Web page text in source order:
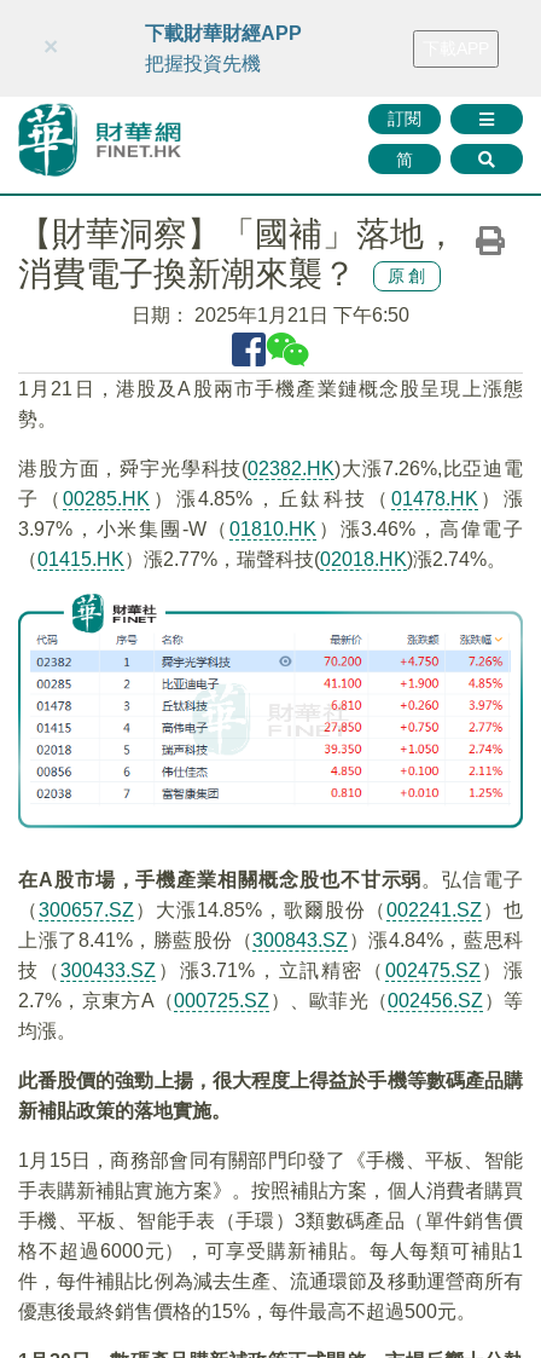
財華智庫網 FINTV FINMETA 財華證券 媒體矩陣
訂閱
简
×
下載財華財經APP
把握投資先機
【財華洞察】「國補」落地，
消費電子換新潮來襲？
原創
日期： 2025年1月21日 下午6:50
1月21日，港股及A股兩市手機產業鏈概念股呈現上漲態
勢。
港股方面，舜宇光學科技(02382.HK)大漲7.26%,比亞迪電
子（00285.HK ）漲4.85%，丘鈦科技（ 01478.HK ）漲
3.97%，小米集團-W（ 01810.HK ）漲3.46%，高偉電子
（01415.HK）漲2.77%，瑞聲科技(02018.HK)漲2.74%。
在A股市場，手機產業相關概念股也不甘示弱。弘信電子
（300657.SZ ）大漲14.85%，歌爾股份（002241.SZ ）也
上漲了8.41%，勝藍股份（300843.SZ ）漲4.84%，‌藍思科
技（300433.SZ ）漲3.71%，立訊精密（ 002475.SZ ）漲
2.7%，京東方A（000725.SZ ）、歐菲光（002456.SZ ）等
均漲。
此番股價的強勁上揚，很大程度上得益於手機等數碼產品購
新補貼政策的落地實施。
1月15日，商務部會同有關部門印發了《手機、平板、智能
手表購新補貼實施方案》。按照補貼方案，個人消費者購買
手機、平板、智能手表（手環）3類數碼產品（單件銷售價
格不超過6000元），可享受購新補貼。每人每類可補貼1
件，每件補貼比例為減去生產、流通環節及移動運營商所有
優惠後最終銷售價格的15%，每件最高不超過500元。